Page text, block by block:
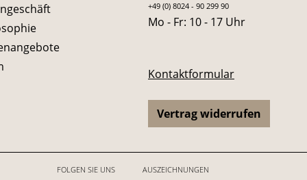
+49 (0) 8024 - 90 299 90
Mo - Fr: 10 - 17 Uhr
Kontaktformular
Vertrag widerrufen
FOLGEN SIE UNS AUSZEICHNUNGEN